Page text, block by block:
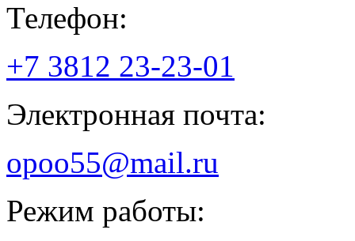
Телефон:
+7 3812 23-23-01
Электронная почта:
opoo55@mail.ru
Режим работы: